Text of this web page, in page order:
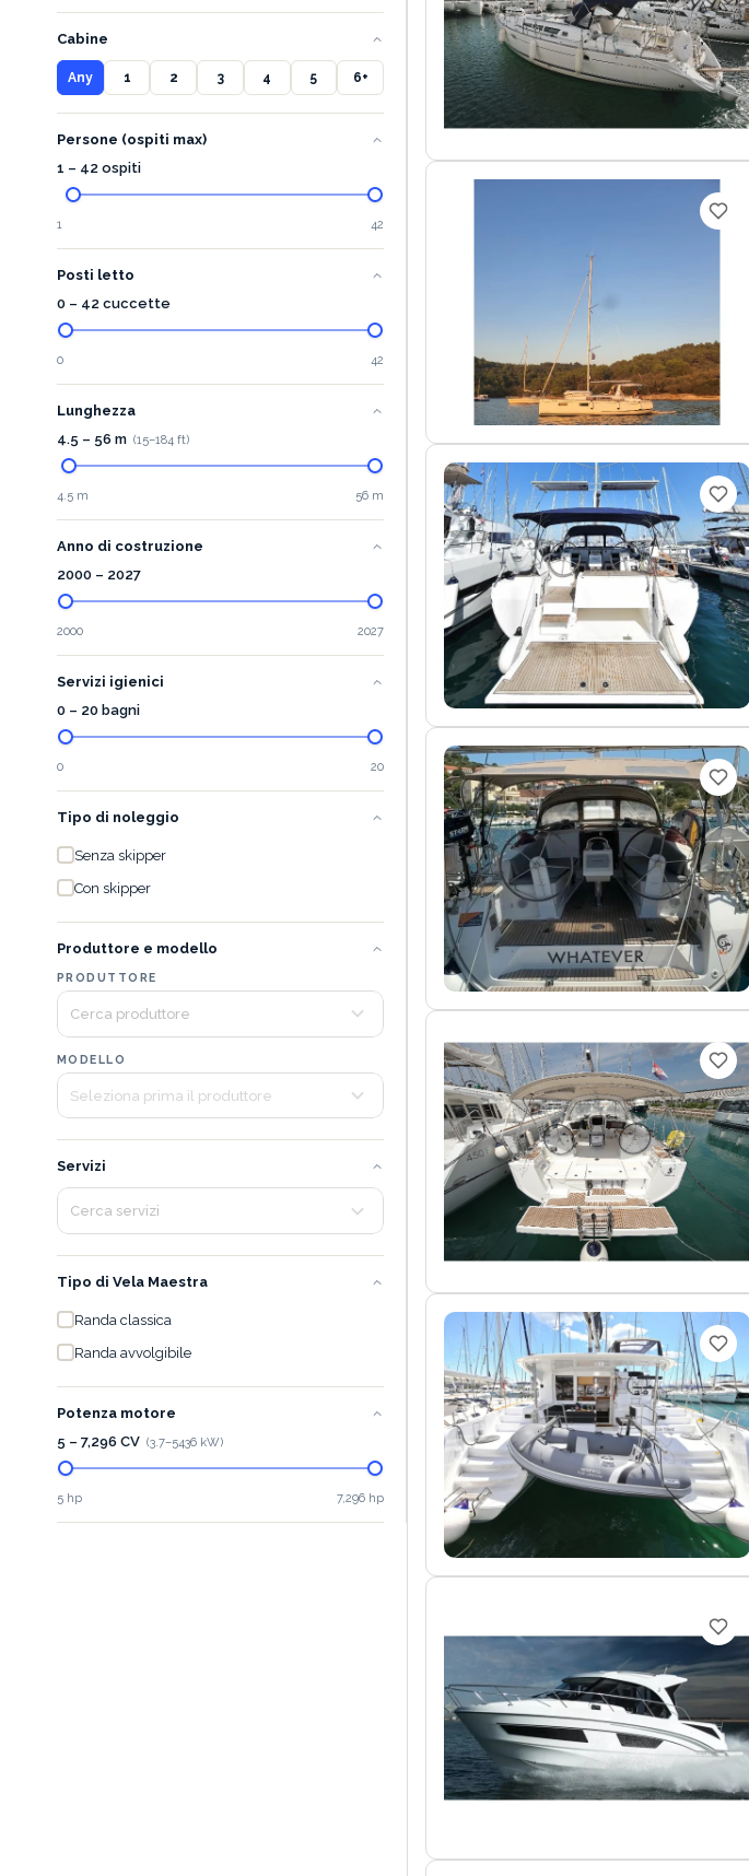
Cabine
Any 1 2 3 4 5 6+
Persone (ospiti max)
1 – 42 ospiti
1 42
Posti letto
0 – 42 cuccette
0 42
Lunghezza
4.5 – 56 m (15–184 ft)
4.5 m 56 m
Anno di costruzione
2000 – 2027
2000 2027
Servizi igienici
0 – 20 bagni
0 20
Tipo di noleggio
Senza skipper
Con skipper
Produttore e modello
PRODUTTORE
MODELLO
Servizi
Tipo di Vela Maestra
Randa classica
Randa avvolgibile
Potenza motore
5 – 7,296 CV (3.7–5436 kW)
5 hp 7,296 hp